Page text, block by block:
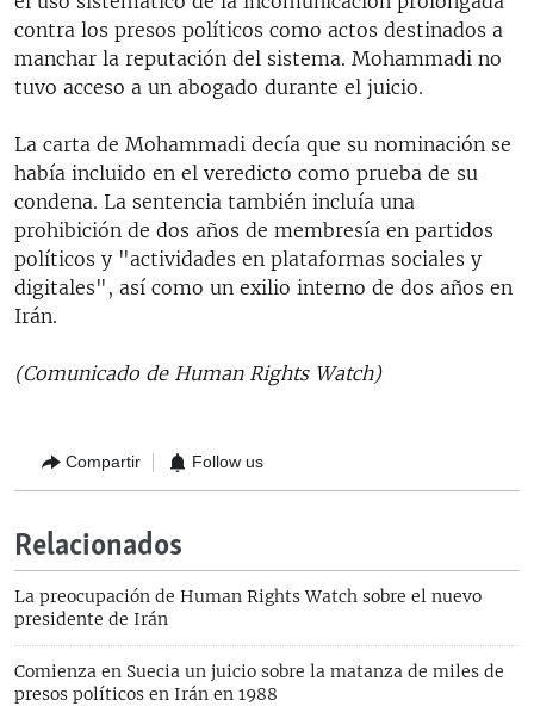
contra los presos políticos como actos destinados a
manchar la reputación del sistema. Mohammadi no
tuvo acceso a un abogado durante el juicio.
La carta de Mohammadi decía que su nominación se
había incluido en el veredicto como prueba de su
condena. La sentencia también incluía una
prohibición de dos años de membresía en partidos
políticos y "actividades en plataformas sociales y
digitales", así como un exilio interno de dos años en
Irán.
(Comunicado de Human Rights Watch)
Compartir Follow us
Relacionados
La preocupación de Human Rights Watch sobre el nuevo
presidente de Irán
Comienza en Suecia un juicio sobre la matanza de miles de
presos políticos en Irán en 1988